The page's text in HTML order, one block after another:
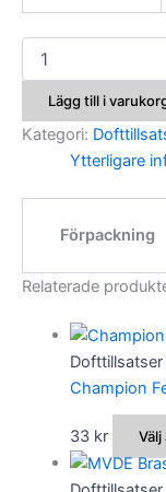
Swedbait
Feed
mängd
Lägg till i
Kategori:
Ytterligare
Förpackning
Relaterade
Dofttillsatser
Champion
33 kr